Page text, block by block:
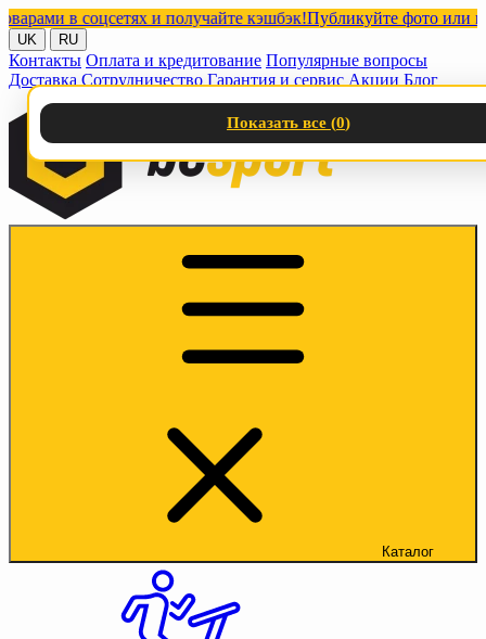
в соцсетях и получайте кэшбэк!Публикуйте фото или видео
UK RU
Контакты Оплата и кредитование Популярные вопросы
Доставка Сотрудничество Гарантия и сервис Акции Блог
Каталог
Показать все (0)